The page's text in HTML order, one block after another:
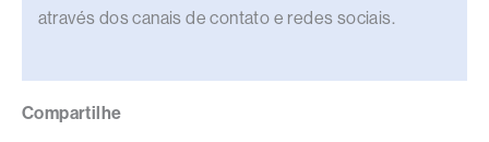
através dos canais de contato e redes sociais.
Compartilhe